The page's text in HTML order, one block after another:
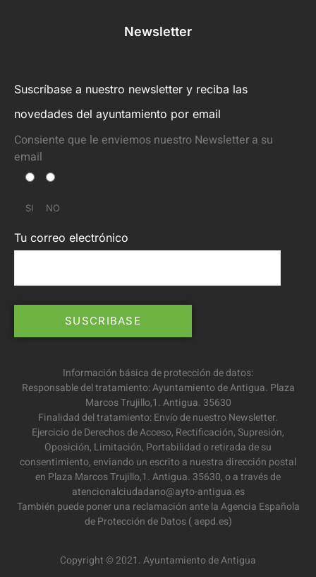
Newsletter
Suscríbase a nuestro newsletter y reciba las
novedades del ayuntamiento por email
Consiente que le enviemos nuestro Newsletter a su
email
SI NO
Tu correo electrónico
Información básica de protección de datos:
Responsable del tratamiento: Ayuntamiento de Antigua. Plaza
Marcos Trujillo,1. Antigua. 35630
Finalidad del tratamiento: Envío de nuestro Newsletter.
Ejercicio de Derechos de Acceso, Rectificación, Supresión,
Oposición, Limitación, Portabilidad o retirada de su
consentimiento, enviando un escrito a nuestra dirección postal
en Plaza Marcos Trujillo,1. Antigua. 35630, o a través de
atencionalciudadano@ayto-antigua.es
También puede poner una reclamación ante la Agencia Española
de Protección de Datos ( aepd.es)
Copyright © 2021. Ayuntamiento de Antigua